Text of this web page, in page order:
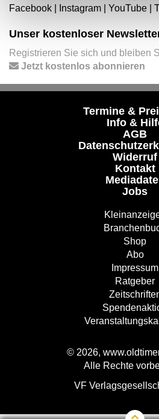
Facebook
Instagram YouTube
Unser kostenloser
Registrieren Sie sich und bleiben
Jetzt kostenlos abonnieren
Termine &
Info &
AGB
Widerruf
Kontakt
Jobs
Shop
Abo
Impressum
Ratgeber
© 2026,
Alle Rechte
VF